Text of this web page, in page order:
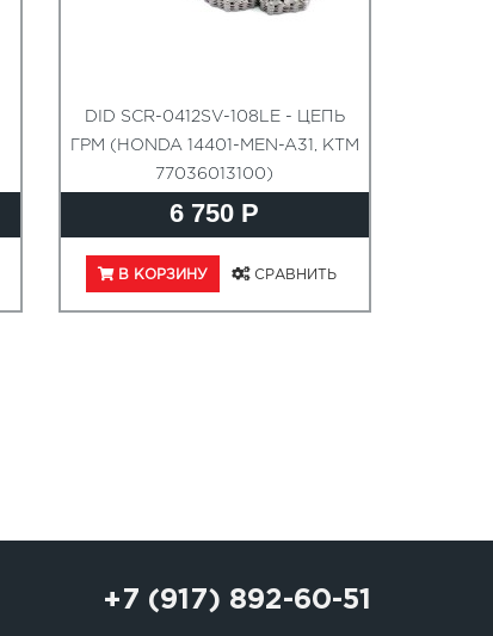
DID SCR-0412SV-108LE - ЦЕПЬ
ГРМ (HONDA 14401-MEN-A31, KTM
77036013100)
6 750 Р
В КОРЗИНУ СРАВНИТЬ
+7 (917) 892-60-51